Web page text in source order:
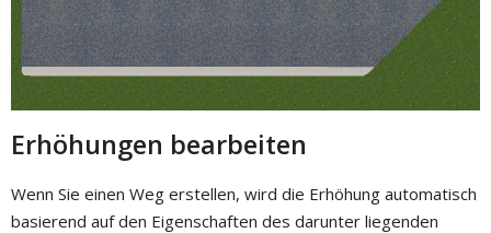
Erhöhungen bearbeiten
Wenn Sie einen Weg erstellen, wird die Erhöhung automatisch
basierend auf den Eigenschaften des darunter liegenden